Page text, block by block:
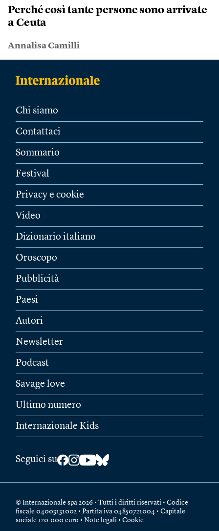
Perché così tante persone sono arrivate
a Ceuta
Annalisa Camilli
Chi siamo
Contattaci
Sommario
Festival
Privacy e cookie
Video
Dizionario italiano
Oroscopo
Pubblicità
Paesi
Autori
Newsletter
Podcast
Savage love
Ultimo numero
Internazionale Kids
Seguici su
© Internazionale spa 2026 • Tutti i diritti riservati • Codice
fiscale 04003131002 • Partita iva 04850721004 • Capitale
sociale 120.000 euro • Note legali • Cookie